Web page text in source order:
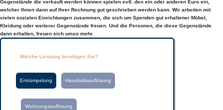
Gegenstände die verkauft werden können spielen evtl. den ein oder anderen Euro ein,
welcher Ihnen dann auf Ihrer Rechnung gut geschrieben werden kann. Wir arbeiten mit
vielen sozialen Einrichtungen zusammen, die sich um Spenden gut erhaltener Möbel,
Kleidung oder weiterer Gegenstände freuen. Und die Personen, die diese Gegenstände
dann erhalten, freuen sich umso mehr.
Welche Leistung benötigen Sie?
Entrümpelung Haushaltsauflösung
Wohnungsauflösung